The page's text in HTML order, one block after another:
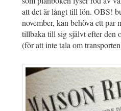
att det är långt till lön. OBS!
november, kan behöva ett par
tillbaka till sig självt efter den
(för att inte tala om